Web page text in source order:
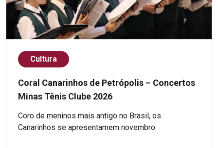
Cultura
Coral Canarinhos de Petrópolis – Concertos
Minas Tênis Clube 2026
Coro de meninos mais antigo no Brasil, os
Canarinhos se apresentamem novembro